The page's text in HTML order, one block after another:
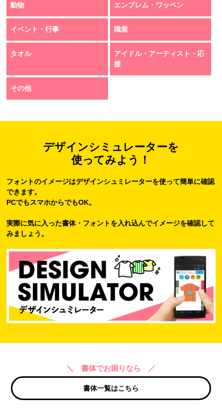
動物 エンブレム・ワッペン
イベント・行事 職業
タオル
アイドル・アーティスト・応
援
その他
デザインシミュレーターを
使ってみよう！
フォントのイメージはデザインシュミレーターを使って簡単に確認
できます。
PCでもスマホからでもOK。
実際に気に入った書体・フォントを入れ込んでイメージを確認して
みましょう。
＼ 書体でお困りなら ／
書体一覧はこちら